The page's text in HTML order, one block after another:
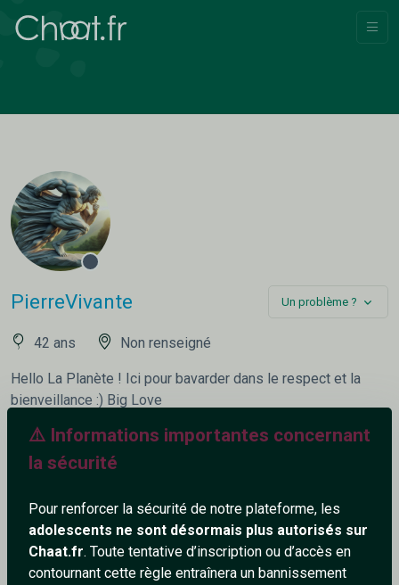
⚠️ Informations importantes concernant
la sécurité
Pour renforcer la sécurité de notre plateforme, les
adolescents ne sont désormais plus autorisés sur
Chaat.fr. Toute tentative d’inscription ou d’accès en
contournant cette règle entraînera un bannissement
PierreVivante Un problème ?
42 ans Non renseigné
Hello La Planète ! Ici pour bavarder dans le respect et la
bienveillance :) Big Love
Ajouter un commentaire (0) Tchatter